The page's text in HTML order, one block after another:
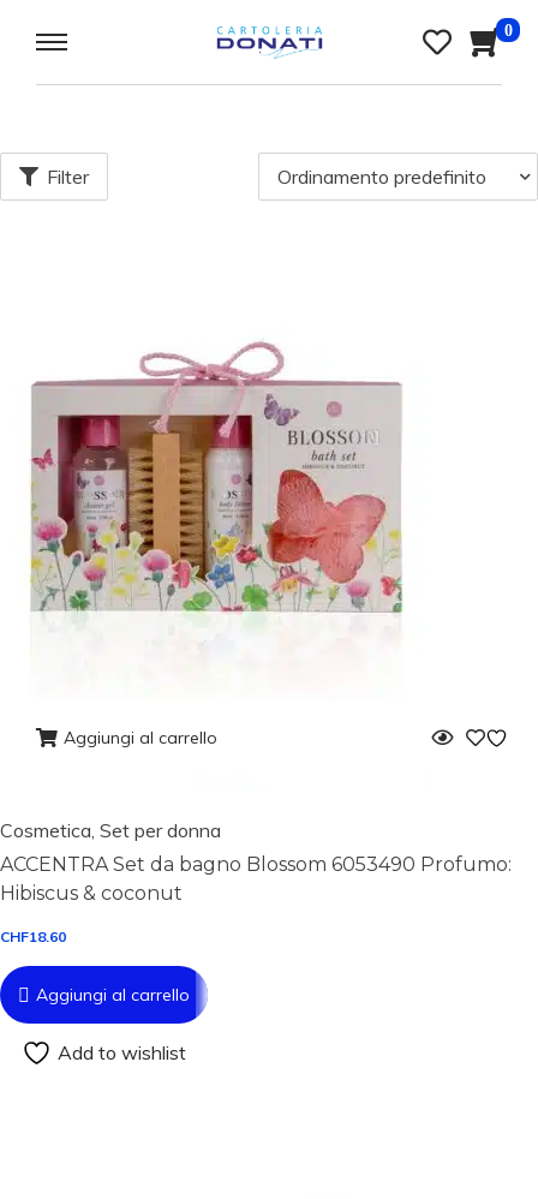
0
Filter
Aggiungi al carrello
Cosmetica, Set per donna
ACCENTRA Set da bagno Blossom 6053490 Profumo:
Hibiscus & coconut
CHF18.60
Aggiungi al carrello
Add to wishlist